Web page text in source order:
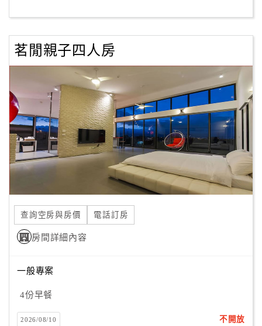
商
合
作
伴
計
劃
商
傳
茗閒親子四人房
查詢空房與房價 電話訂房
房間詳細內容
一般專案
4份早餐
2026/08/10 不開放